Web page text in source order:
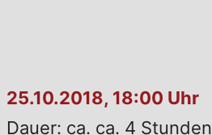
25.10.2018, 18:00 Uhr
Dauer: ca. ca. 4 Stunden